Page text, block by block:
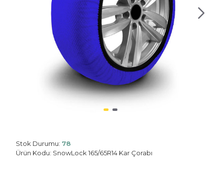
Stok Durumu: 78
Ürün Kodu: SnowLock 165/65R14 Kar Çorabı
Planet: 0